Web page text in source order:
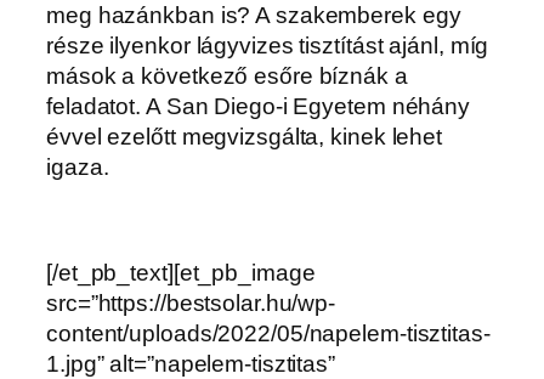
meg hazánkban is? A szakemberek egy
része ilyenkor lágyvizes tisztítást ajánl, míg
mások a következő esőre bíznák a
feladatot. A San Diego-i Egyetem néhány
évvel ezelőtt megvizsgálta, kinek lehet
igaza.
[/et_pb_text][et_pb_image
src=”https://bestsolar.hu/wp-
content/uploads/2022/05/napelem-tisztitas-
1.jpg” alt=”napelem-tisztitas”